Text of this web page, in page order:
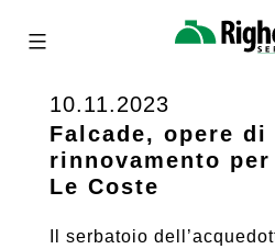
content
Righetto
10.11.2023
Falcade, opere di
rinnovamento
Le Coste
Il serbatoio